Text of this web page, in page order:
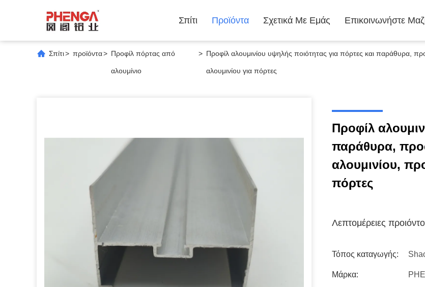
Σπίτι Προϊόντα Σχετικά Με Εμάς Επικοινωνήστε
Σπίτι> προϊόντα> Προφίλ πόρτας από
αλουμίνιο
> Προφίλ αλουμινίου υψηλής ποιότητας για πόρτες και παράθυρα,
αλουμινίου για πόρτες
Προφίλ
παράθυρα,
αλουμινίου,
πόρτες
Λεπτομέρειες
Τόπος καταγωγής:
Μάρκα: